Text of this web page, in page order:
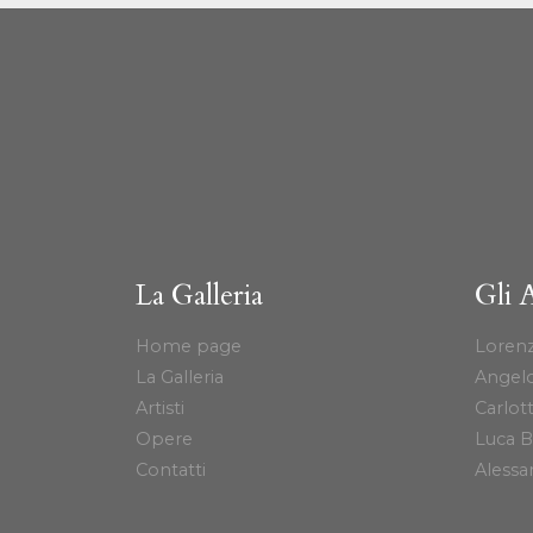
La Galleria
Home page
La Galleria
Artisti
Opere
Contatti
Gli
Luca